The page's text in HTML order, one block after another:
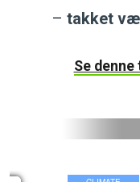
– takket
Se